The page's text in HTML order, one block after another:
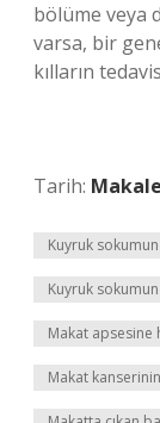
bölüme veya
varsa, bir
kılların
Tarih:
Kuyruk
Kuyruk
Makat apsesine
Makat